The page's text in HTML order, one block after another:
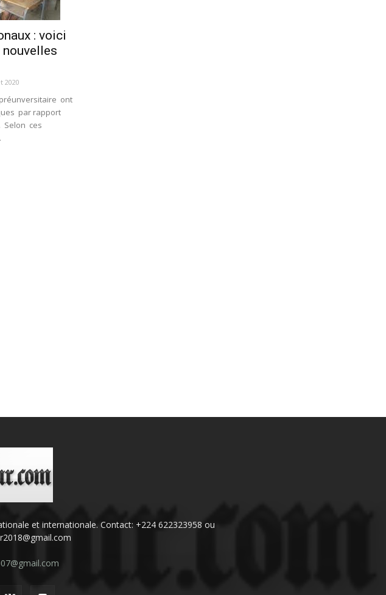
: voici
2020
ont
par rapport
Selon ces
et internationale. Contact: +224 622323958 ou